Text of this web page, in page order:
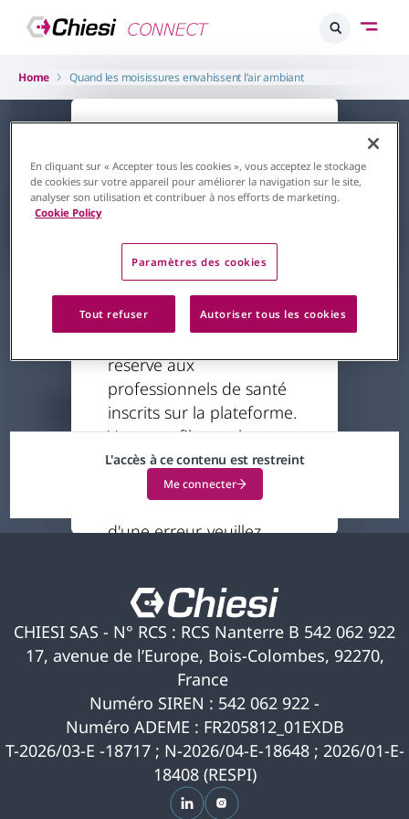
Home Quand les moisissures envahissent l’air ambiant
contenu est
restreint
Le contenu auquel vous
réservé aux
professionnels de santé
inscrits sur la plateforme.
Votre profil actuel ne
vous permet pas
d'accéder à ce contenu.
Si vous pensez qu'il s'agit
d'une erreur, veuillez
Asthme
Quand les moisissures
envahissent l’air ambiant
8 minutes
L'accès à ce contenu est restreint
Me connecter
CHIESI SAS - N° RCS : RCS Nanterre B 542 062 922
17, avenue de l’Europe, Bois-Colombes, 92270,
France
Numéro SIREN : 542 062 922 -
Numéro ADEME : FR205812_01EXDB
T-2026/03-E -18717 ; N-2026/04-E-18648 ; 2026/01-E-
18408 (RESPI)
En cliquant sur « Accepter tous les cookies », vous acceptez le stockage
de cookies sur votre appareil pour améliorer la navigation sur le site,
analyser son utilisation et contribuer à nos efforts de marketing.
Cookie Policy
Paramètres des cookies
Tout refuser Autoriser tous les cookies